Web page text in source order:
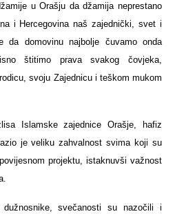
u Orašju da džamija neprestano
i Hercegovina naš zajednički, svet i
da domovinu najbolje čuvamo onda
štitimo prava svakog čovjeka,
svoju Zajednicu i teškom mukom
Islamske zajednice Orašje, hafiz
je veliku zahvalnost svima koji su
projektu, istaknuvši važnost
svečanosti su nazočili i